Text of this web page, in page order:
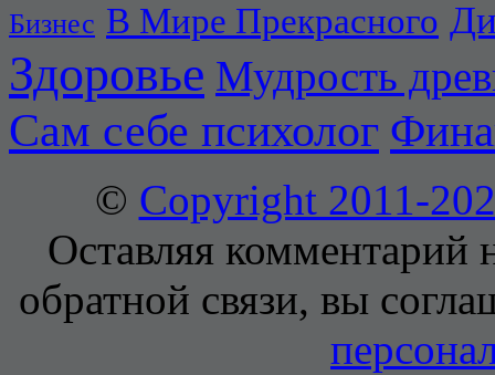
Бизнес В Мире Прекрасного
Здоровье Мудрость
Сам себе психолог
© Copyright 2011-
Оставляя комментарий
обратной связи, вы